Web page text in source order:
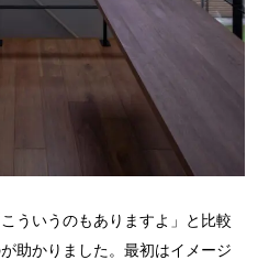
ういうのもありますよ」と比較
助かりました。最初はイメージ